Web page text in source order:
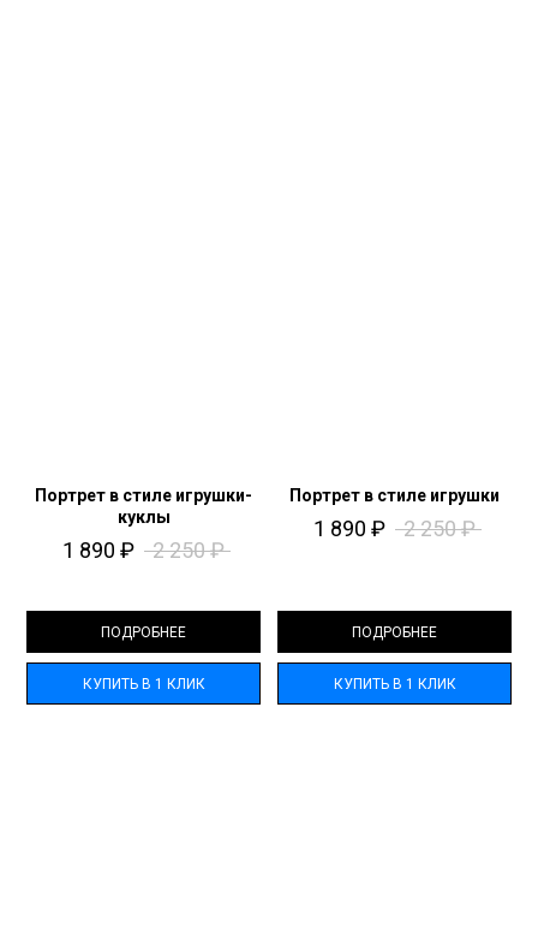
Портрет в стиле игрушки-
куклы
1 890 ₽ 2 250₽
ПОДРОБНЕЕ
КУПИТЬ В 1 КЛИК
Портрет в стиле игрушки
1 890 ₽ 2 250₽
ПОДРОБНЕЕ
КУПИТЬ В 1 КЛИК